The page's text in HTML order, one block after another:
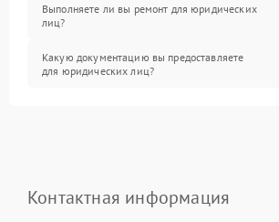
Выполняете ли вы ремонт для юридических
лиц?
Какую документацию вы предоставляете
для юридических лиц?
Контактная информация